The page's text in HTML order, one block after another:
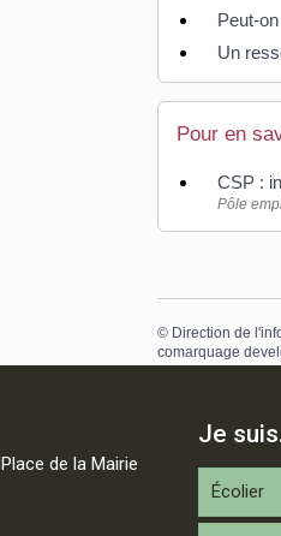
Peut-
Un
Pour en
CSP :
Pôle
© Direction de
comarquage
Place de la Mairie
Je
Écolier